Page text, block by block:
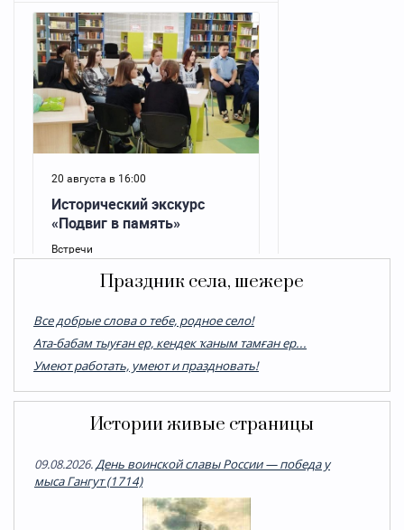
Праздник села, шежере
Все добрые слова о тебе, родное село!
Ата-бабам тыуған ер, кендек ҡаным тамған ер...
Умеют работать, умеют и праздновать!
Истории живые страницы
09.08.2026.День воинской славы России — победа у
мыса Гангут (1714)